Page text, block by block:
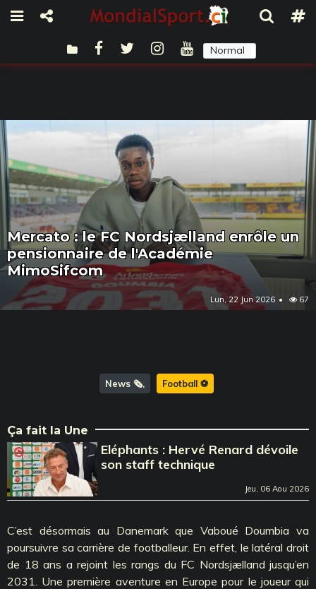
Normal
Mercato : le FC Nordsjælland enrôle un
pensionnaire de l'Académie
MimoSifcom
Lun, 22 Jun 2026 67
News 🗞️ Football ⚽️
Ça fait la Une
Eléphants : Hervé Renard dévoile
son staff technique
Jeu, 06 Aou 2026
C’est désormais au Danemark que Vaboué Doumbia va
poursuivre sa carrière de footballeur. En effet, le latéral droit
de 18 ans a rejoint les rangs du FC Nordsjælland jusqu’en
2031. Une première aventure en Europe pour le joueur qui